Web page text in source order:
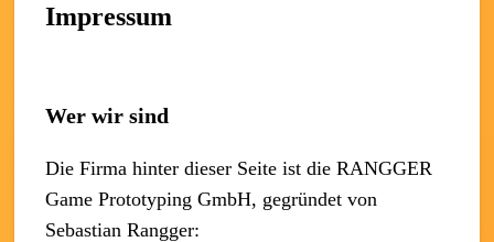
Impressum
Wer wir sind
Die Firma hinter dieser Seite ist die RANGGER
Game Prototyping GmbH, gegründet von
Sebastian Rangger: